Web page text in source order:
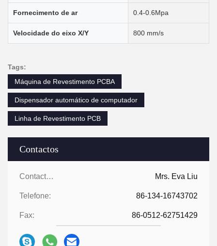
Contactos
Contactos: Mrs. Eva Liu
Telefone: 86-134-16743702
Fax: 86-0512-62751429
Fornecimento de ar 0.4-0.6Mpa
Velocidade do eixo X/Y 800 mm/s
Tags:
Máquina de Revestimento PCBA
Dispensador automático de computador
Linha de Revestimento PCB